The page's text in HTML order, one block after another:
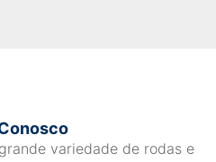
variedade de rodas e